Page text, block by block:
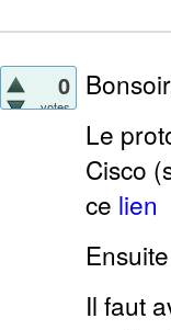
0
votes
Le
Cisco
ce lien
Il faut